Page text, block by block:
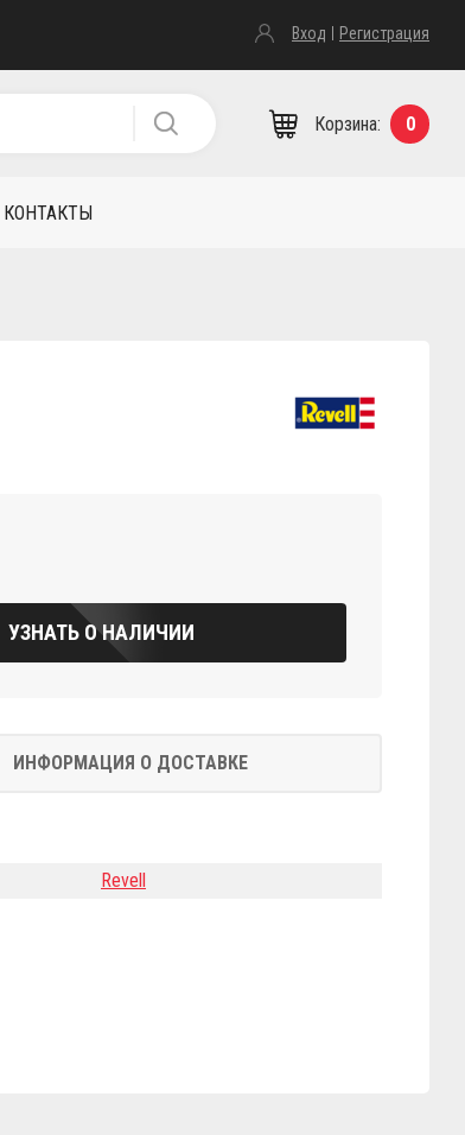
Вход Регистрация
0
Корзина:
КОНТАКТЫ
УЗНАТЬ О НАЛИЧИИ
ИНФОРМАЦИЯ О ДОСТАВКЕ
Revell